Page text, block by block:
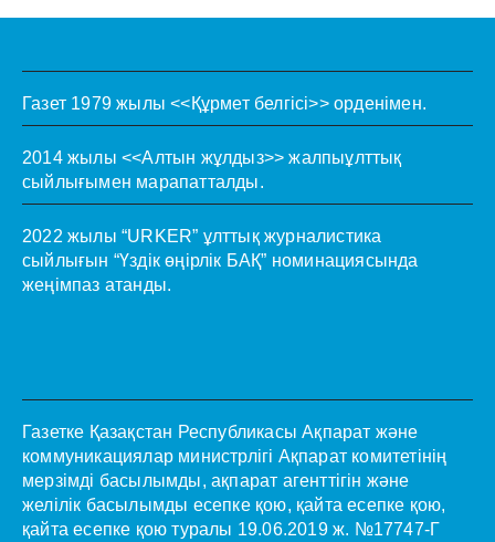
Газет 1979 жылы <<Құрмет белгісі>> орденімен.
2014 жылы <<Алтын жұлдыз>> жалпыұлттық
сыйлығымен марапатталды.
2022 жылы “URKER” ұлттық журналистика
сыйлығын “Үздік өңірлік БАҚ” номинациясында
жеңімпаз атанды.
Газетке Қазақстан Республикасы Ақпарат және
коммуникациялар министрлігі Ақпарат комитетінің
мерзімді басылымды, ақпарат агенттігін және
желілік басылымды есепке қою, қайта есепке қою,
қайта есепке қою туралы 19.06.2019 ж. №17747-Г